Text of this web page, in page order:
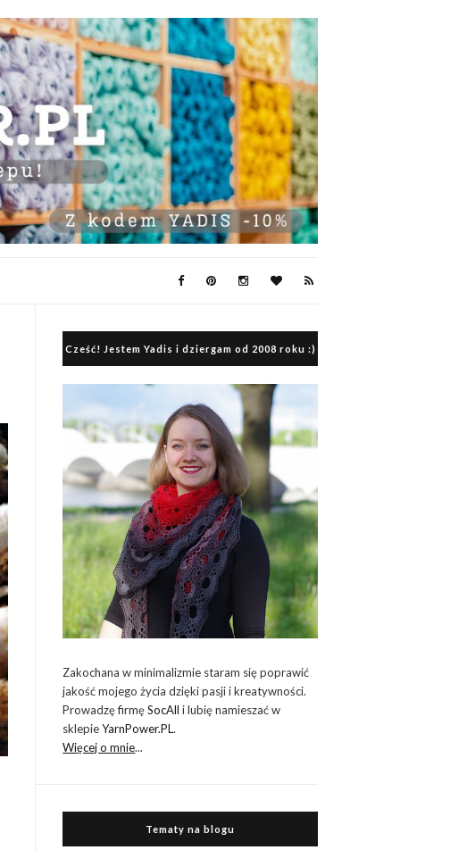
Cześć! Jestem Yadis i dziergam od 2008 roku :)
Zakochana w minimalizmie staram się poprawić
jakość mojego życia dzięki pasji i kreatywności.
Prowadzę firmęSocAll i lubię namieszać w
sklepieYarnPower.PL.
Więcej o mnie...
Tematy na blogu